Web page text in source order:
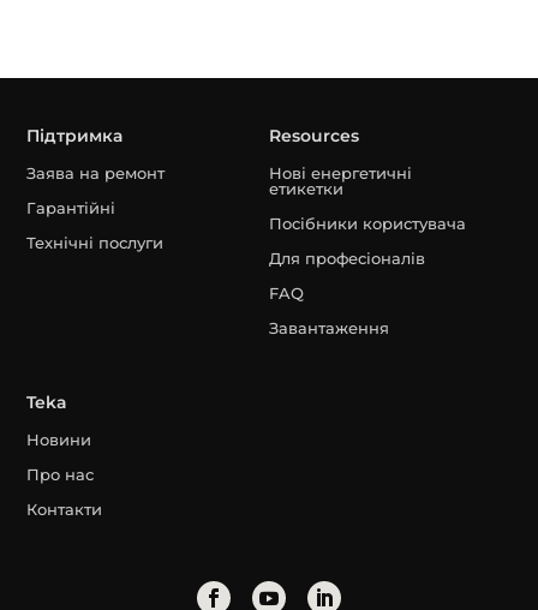
Підтримка
Заява на ремонт
Гарантійні
Технічні послуги
Resources
Нові енергетичні
етикетки
Посібники користувача
Для професіоналів
FAQ
Завантаження
Teka
Новини
Про нас
Контакти